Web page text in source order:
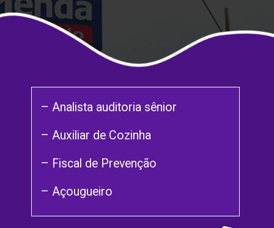
– Analista auditoria sênior
– Auxiliar de Cozinha
– Fiscal de Prevenção
– Açougueiro